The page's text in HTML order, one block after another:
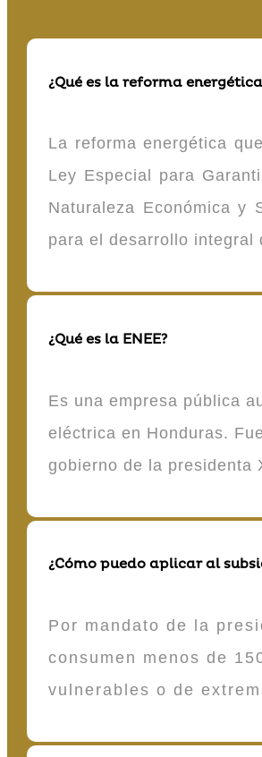
¿Qué es la reforma
La reforma energética
Ley Especial para
Naturaleza Económica y
para el desarrollo integral
¿Qué es la ENEE?
Es una empresa pública
eléctrica en Honduras.
gobierno de la presidenta
¿Cómo puedo aplicar al
Por mandato de la
consumen menos de
vulnerables o de